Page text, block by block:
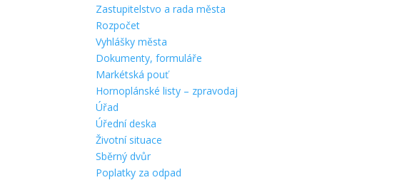
Zastupitelstvo a rada města
Rozpočet
Vyhlášky města
Dokumenty, formuláře
Markétská pouť
Hornoplánské listy – zpravodaj
Úřad
Úřední deska
Životní situace
Sběrný dvůr
Poplatky za odpad